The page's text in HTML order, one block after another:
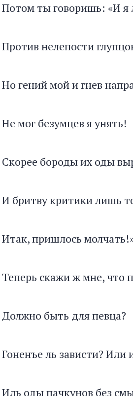
Потом ты говоришь: «И я
Против нелепости
Но гений мой и гнев
Не мог безумцев я унять!
Скорее бороды их оды
И бритву критики лишь
Итак, пришлось
Теперь скажи ж мне, что
Должно быть для певца?
Гоненъе ль зависти? Или
Иль оды пачкунов без